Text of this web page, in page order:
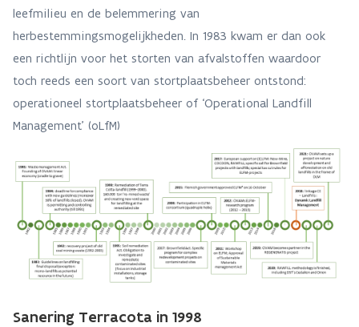
leefmilieu en de belemmering van
herbestemmingsmogelijkheden. In 1983 kwam er dan ook
een richtlijn voor het storten van afvalstoffen waardoor
toch reeds een soort van stortplaatsbeheer ontstond:
operationeel stortplaatsbeheer of ‘Operational Landfill
Management’ (oLfM)
Sanering Terracota in 1998